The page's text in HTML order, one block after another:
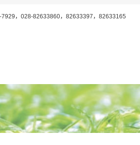
，028-82633860，82633397，82633165